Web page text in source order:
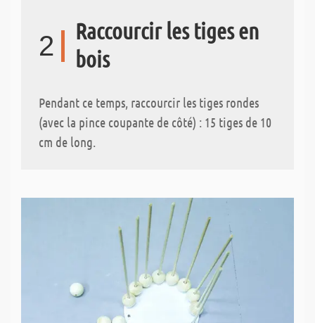
2
Raccourcir les tiges en
bois
Pendant ce temps, raccourcir les tiges rondes
(avec la pince coupante de côté) : 15 tiges de 10
cm de long.